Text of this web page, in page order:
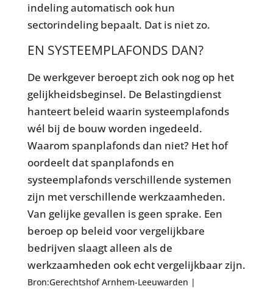
indeling automatisch ook hun
sectorindeling bepaalt. Dat is niet zo.
EN SYSTEEMPLAFONDS DAN?
De werkgever beroept zich ook nog op het
gelijkheidsbeginsel. De Belastingdienst
hanteert beleid waarin systeemplafonds
wél bij de bouw worden ingedeeld.
Waarom spanplafonds dan niet? Het hof
oordeelt dat spanplafonds en
systeemplafonds verschillende systemen
zijn met verschillende werkzaamheden.
Van gelijke gevallen is geen sprake. Een
beroep op beleid voor vergelijkbare
bedrijven slaagt alleen als de
werkzaamheden ook echt vergelijkbaar zijn.
Bron:Gerechtshof Arnhem-Leeuwarden |